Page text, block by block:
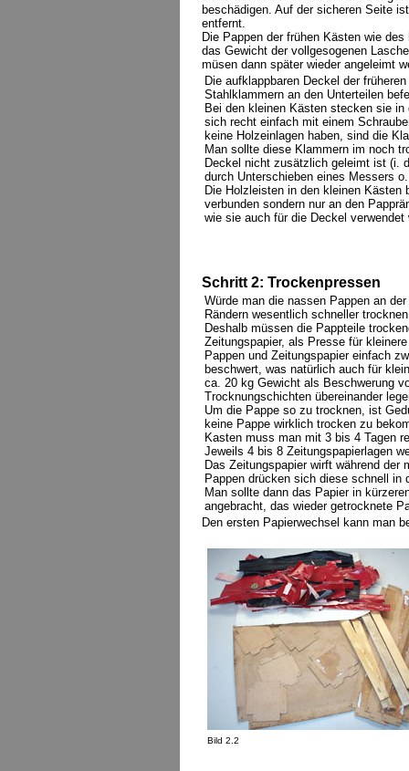
beschädigen. Auf der sicheren Seite
entfernt.
Die Pappen der frühen Kästen wie
das Gewicht der vollgesogenen
müsen dann später wieder angeleimt
Die aufklappbaren Deckel der
Stahlklammern an den Unterteilen
Bei den kleinen Kästen stecken sie
sich recht einfach mit einem
keine Holzeinlagen haben, sind die
Man sollte diese Klammern im noch
Deckel nicht zusätzlich geleimt ist (i.
durch Unterschieben eines Messers
Die Holzleisten in den kleinen Kästen
verbunden sondern nur an den
wie sie auch für die Deckel
Schritt 2: Trockenpressen
Würde man die nassen Pappen an
Rändern wesentlich schneller
Deshalb müssen die Pappteile
Zeitungspapier, als Presse für
Pappen und Zeitungspapier einfach
beschwert, was natürlich auch für
ca. 20 kg Gewicht als Beschwerung
Trocknungschichten übereinander
Um die Pappe so zu trocknen, ist
keine Pappe wirklich trocken zu
Kasten muss man mit 3 bis 4 Tagen
Jeweils 4 bis 8 Zeitungspapierlagen
Das Zeitungspapier wirft während
Pappen drücken sich diese schnell in
Man sollte dann das Papier in
angebracht, das wieder getrocknete
Den ersten Papierwechsel kann man
Bild 2.2